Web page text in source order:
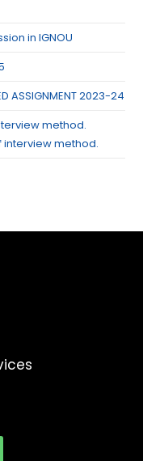
in IGNOU
ASSIGNMENT 2023-24
method.
interview method.